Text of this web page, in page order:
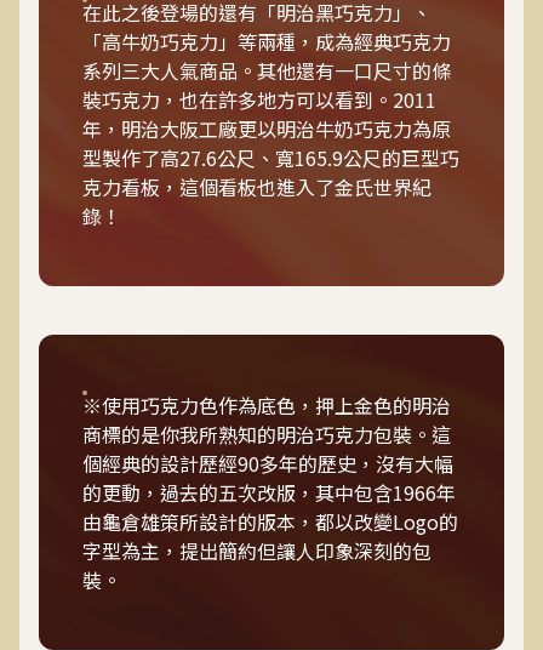
在此之後登場的還有「明治黑巧克力」、
「高牛奶巧克力」等兩種，成為經典巧克力
系列三大人氣商品。其他還有一口尺寸的條
裝巧克力，也在許多地方可以看到。2011
年，明治大阪工廠更以明治牛奶巧克力為原
型製作了高27.6公尺、寬165.9公尺的巨型巧
克力看板，這個看板也進入了金氏世界紀
錄！
※使用巧克力色作為底色，押上金色的明治
商標的是你我所熟知的明治巧克力包裝。這
個經典的設計歷經90多年的歷史，沒有大幅
的更動，過去的五次改版，其中包含1966年
由龜倉雄策所設計的版本，都以改變Logo的
字型為主，提出簡約但讓人印象深刻的包
裝。